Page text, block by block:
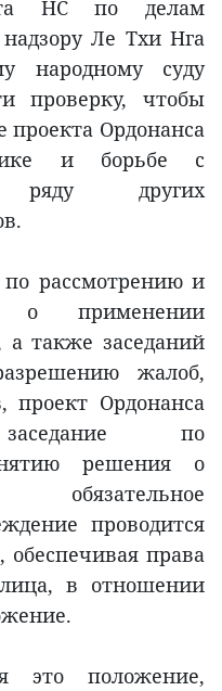
НС по делам
Ле Тхи Нга
народному суду
проверку, чтобы
проекта Ордонанса
и борьбе с
других
по рассмотрению и
о применении
также заседаний
жалоб,
проект Ордонанса
заседание по
решения о
проводится
права
в отношении
это положение,